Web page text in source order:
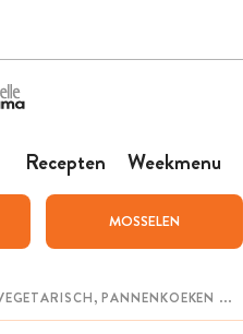
Recepten Weekmenu
MOSSELEN